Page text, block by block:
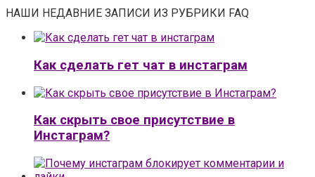
НАШИ НЕДАВНИЕ ЗАПИСИ ИЗ РУБРИКИ FAQ
Как сделать гет чат в инстаграм
Как скрыть свое присутствие в
Инстаграм?